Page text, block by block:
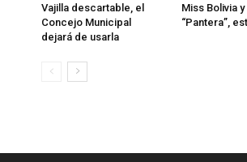
Vajilla descartable, el
Concejo Municipal
dejará de usarla
Miss Bolivia
“Pantera”,